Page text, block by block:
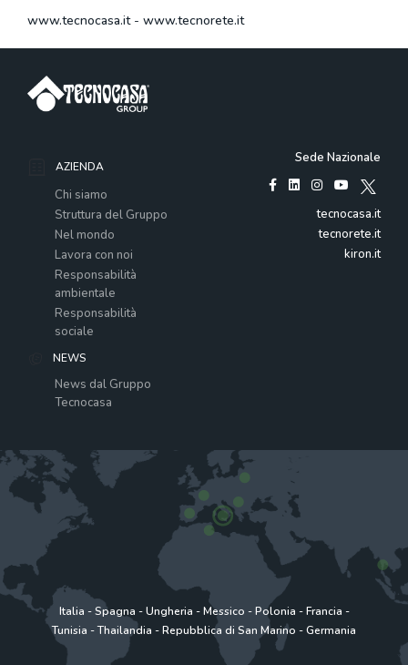
www.tecnocasa.it- www.tecnorete.it
AZIENDA
Chi siamo
Struttura del Gruppo
Nel mondo
Lavora con noi
Responsabilità
ambientale
Responsabilità
sociale
NEWS
News dal Gruppo
Tecnocasa
Sede Nazionale
tecnocasa.it
tecnorete.it
kiron.it
Italia -Spagna -Ungheria -Messico -Polonia -Francia -
Tunisia -Thailandia -Repubblica di San Marino -Germania